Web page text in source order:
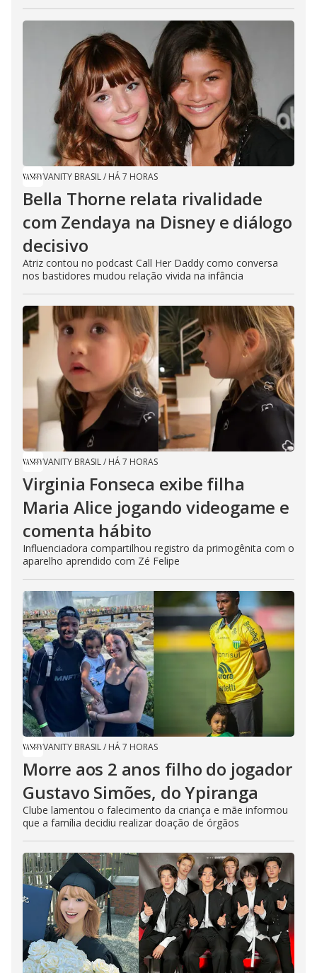
VANITY BRASIL/ HÁ 7 HORAS
Bella Thorne relata rivalidade
com Zendaya na Disney e diálogo
decisivo
Atriz contou no podcast Call Her Daddy como conversa
nos bastidores mudou relação vivida na infância
VANITY BRASIL/ HÁ 7 HORAS
Virginia Fonseca exibe filha
Maria Alice jogando videogame e
comenta hábito
Influenciadora compartilhou registro da primogênita com o
aparelho aprendido com Zé Felipe
VANITY BRASIL/ HÁ 7 HORAS
Morre aos 2 anos filho do jogador
Gustavo Simões, do Ypiranga
Clube lamentou o falecimento da criança e mãe informou
que a família decidiu realizar doação de órgãos